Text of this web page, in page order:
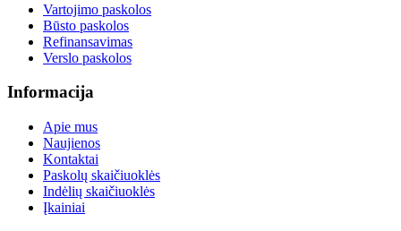
Vartojimo paskolos
Būsto paskolos
Refinansavimas
Verslo paskolos
Informacija
Apie mus
Naujienos
Kontaktai
Paskolų skaičiuoklės
Indėlių skaičiuoklės
Įkainiai